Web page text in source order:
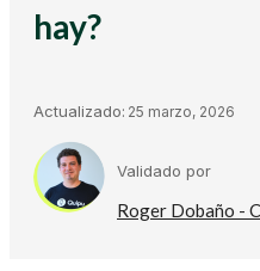
hay?
Actualizado: 25 marzo, 2026
Validado por
Roger Dobaño -